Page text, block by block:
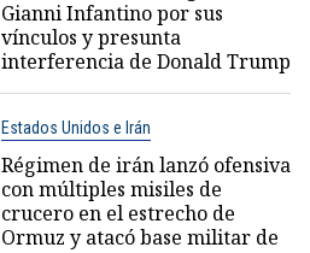
Gianni Infantino por sus
vínculos y presunta
interferencia de Donald Trump
Estados Unidos e Irán
Régimen de irán lanzó ofensiva
con múltiples misiles de
crucero en el estrecho de
Ormuz y atacó base militar de